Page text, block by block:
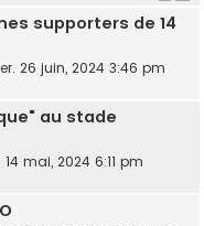
supporters de 14
26 juin, 2024 3:46 pm
au stade
mai, 2024 6:11 pm